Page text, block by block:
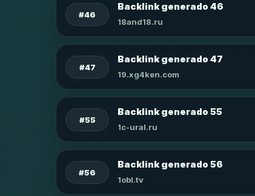
#46
Backlink generado 46
18and18.ru
#47
Backlink generado 47
19.xg4ken.com
#55
Backlink generado 55
1c-ural.ru
#56
Backlink generado 56
1obl.tv